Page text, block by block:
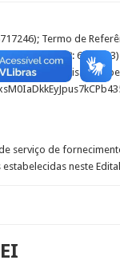
Termo de
nº:
pesquisa/
de
neste